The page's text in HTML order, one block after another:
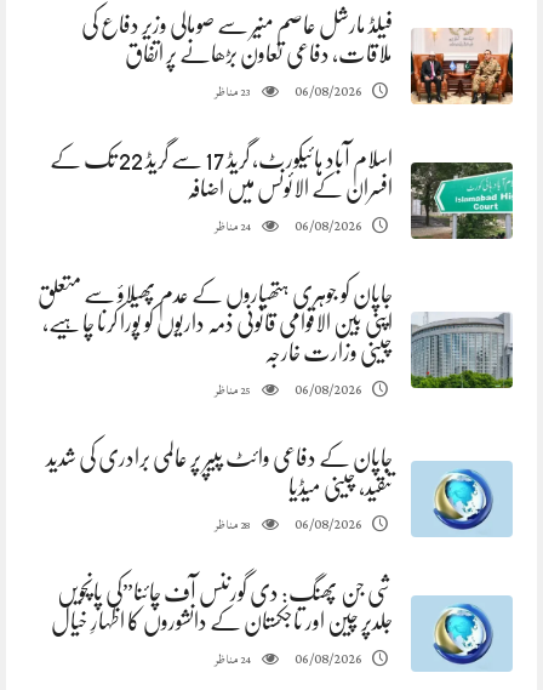
فیلڈ مارشل عاصم منیر سے صومالی وزیر دفاع کی
ملاقات، دفاعی تعاون بڑھانے پر اتفاق
06/08/2026
23مناظر
اسلام آباد ہائیکورٹ، گریڈ 17 سے گریڈ 22 تک کے
افسران کے الائونس میں اضافہ
06/08/2026
24مناظر
جاپان کو جوہری ہتھیاروں کے عدم پھیلاؤ سے متعلق
اپنی بین الاقوامی قانونی ذمہ داریوں کو پورا کرنا چاہیے،
چینی وزارت خارجہ
06/08/2026
25مناظر
جاپان کے دفاعی وائٹ پیپر پر عالمی برادری کی شدید
تنقید، چینی میڈیا
06/08/2026
28مناظر
شی جن پھنگ: دی گورننس آف چائنا”کی پانچویں
جلدپر چین اور تاجکستان کے دانشوروں کا اظہارِ خیال
06/08/2026
24مناظر